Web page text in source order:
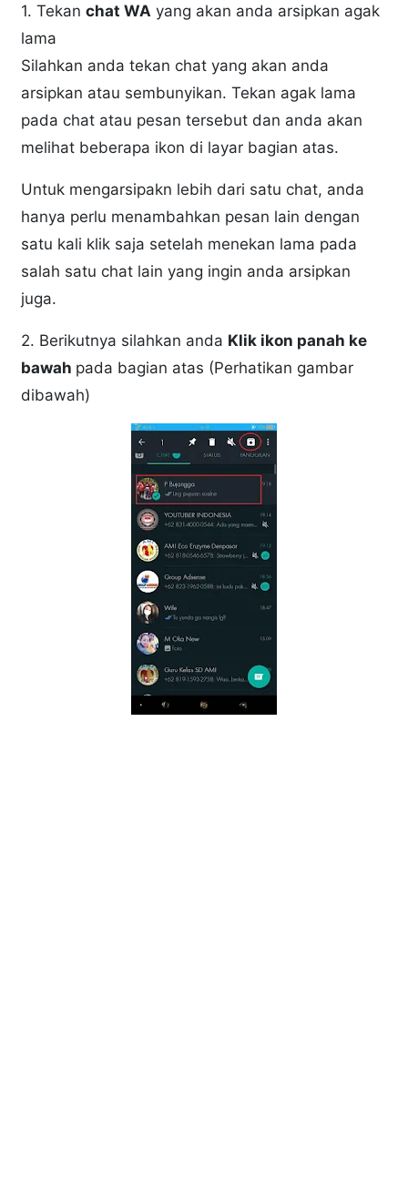
1. Tekanchat WA yang akan anda arsipkan agak
lama
Silahkan anda tekan chat yang akan anda
arsipkan atau sembunyikan. Tekan agak lama
pada chat atau pesan tersebut dan anda akan
melihat beberapa ikon di layar bagian atas.
Untuk mengarsipakn lebih dari satu chat, anda
hanya perlu menambahkan pesan lain dengan
satu kali klik saja setelah menekan lama pada
salah satu chat lain yang ingin anda arsipkan
juga.
2. Berikutnya silahkan anda Klik ikon panah ke
bawah pada bagian atas (Perhatikan gambar
dibawah)